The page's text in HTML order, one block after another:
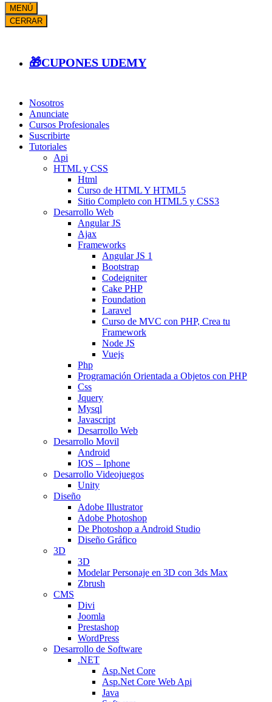
MENÚ
CERRAR
🎁CUPONES UDEMY
Nosotros
Anunciate
Cursos Profesionales
Suscribirte
Tutoriales
Api
HTML y CSS
Html
Curso de HTML Y HTML5
Sitio Completo con HTML5 y CSS3
Desarrollo Web
Angular JS
Ajax
Frameworks
Angular JS 1
Bootstrap
Codeigniter
Cake PHP
Foundation
Laravel
Curso de MVC con PHP, Crea tu
Framework
Node JS
Vuejs
Php
Programación Orientada a Objetos con PHP
Css
Jquery
Mysql
Javascript
Desarrollo Web
Desarrollo Movil
Android
IOS – Iphone
Desarrollo Videojuegos
Unity
Diseño
Adobe Illustrator
Adobe Photoshop
De Photoshop a Android Studio
Diseño Gráfico
3D
3D
Modelar Personaje en 3D con 3ds Max
Zbrush
CMS
Divi
Joomla
Prestashop
WordPress
Desarrollo de Software
.NET
Asp.Net Core
Asp.Net Core Web Api
Java